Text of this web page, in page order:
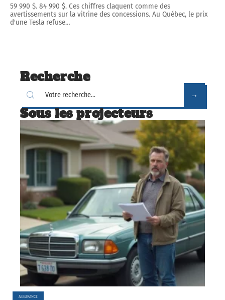
59 990 $. 84 990 $. Ces chiffres claquent comme des
avertissements sur la vitrine des concessions. Au Québec, le prix
d'une Tesla refuse…
Recherche
Sous les projecteurs
ASSURANCE